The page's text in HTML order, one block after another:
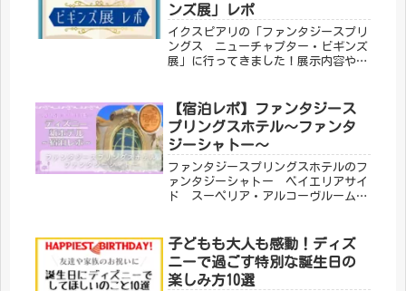
ンズ展」レポ
イクスピアリの「ファンタジースプリ
ングス ニューチャプター・ビギンズ
展」に行ってきました！展示内容や概
【宿泊レポ】ファンタジース
プリングスホテル～ファンタ
ジーシャトー～
ファンタジースプリングスホテルのフ
ァンタジーシャトー ベイエリアサイ
ド スーペリア・アルコーヴルームに
最後までご覧ください_(._.)_
子どもも大人も感動！ディズ
ニーで過ごす特別な誕生日の
楽しみ方10選